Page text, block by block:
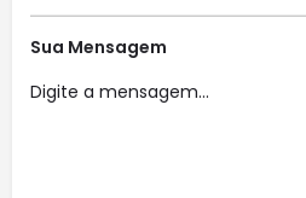
Sua Mensagem